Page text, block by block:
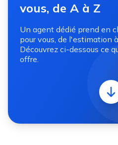
vous, de A à Z
Un agent dédié prend en
pour vous, de l'estimation
Découvrez ci-dessous ce
offre.